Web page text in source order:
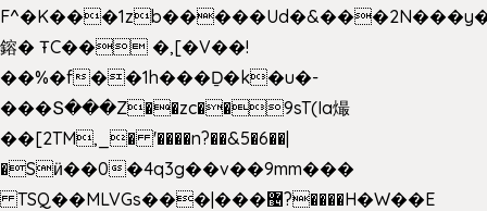
鎔� ŦC�� �,[�V��!
��%�f��1h���Ḏ�k�u�-
���Տ���Z��zc��9sT(Ia熶
��[2TM,_� '����n?��&5�6��|
�Sӥ��0�4q3g��v��9mm���
TSQ��MLVGs���|���޴?����H�W��E